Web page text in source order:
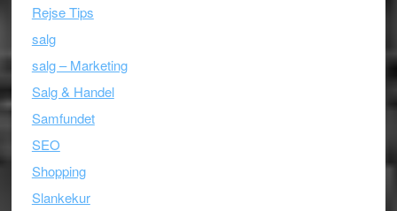
Rejse Tips
salg
salg – Marketing
Salg & Handel
Samfundet
SEO
Shopping
Slankekur